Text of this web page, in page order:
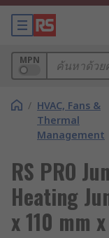
MPN
/ HVAC, Fans &
Thermal
Management
RS PRO
Heating
x 110 mm